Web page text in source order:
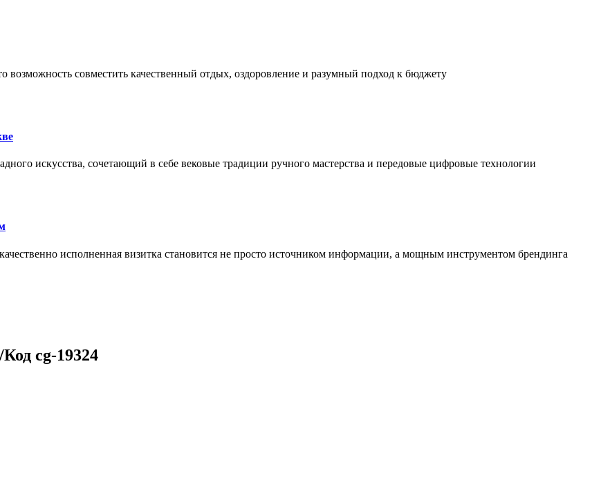
возможность совместить качественный отдых, оздоровление и разумный подход к бюджету
искусства, сочетающий в себе вековые традиции ручного мастерства и передовые цифровые технологии
исполненная визитка становится не просто источником информации, а мощным инструментом брендинга
cg-19324